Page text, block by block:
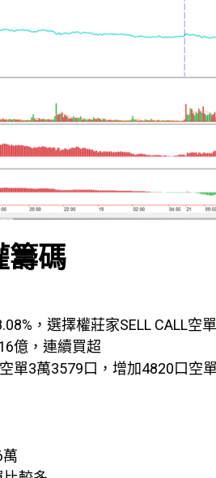
籌碼
，選擇權莊家SELL CALL空
億，連續買超
單3萬3579口，增加4820口空
萬